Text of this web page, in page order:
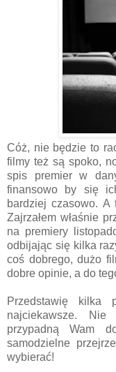
Cóż, nie będzie to
filmy też są spoko,
spis premier w
finansowo by się
bardziej czasowo. A
Zajrzałem właśnie
na premiery
odbijając się kilka
coś dobrego, dużo
dobre opinie, a do
Przedstawię kilka
najciekawsze.
przypadną Wam
samodzielne
wybierać!